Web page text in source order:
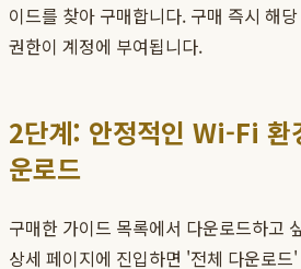
이드를 찾아 구매합니다. 구매 즉시 해
권한이 계정에 부여됩니다.
2단계: 안정적인 Wi-Fi 환
운로드
구매한 가이드 목록에서 다운로드하고
상세 페이지에 진입하면 '전체 다운로